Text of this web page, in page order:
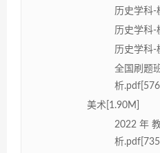
历史学科-
历史学科-
历史学科-
全国刷题
析
美术[1.90M]
2022年
析